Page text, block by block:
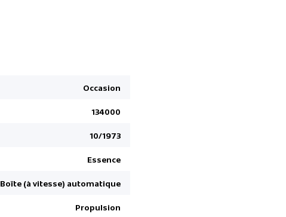
Occasion
134000
10/1973
Essence
Boîte (à vitesse) automatique
Propulsion